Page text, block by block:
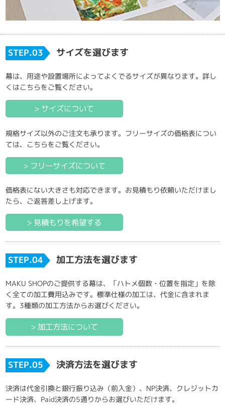
STEP.03 サイズを選びます
幕は、用途や設置場所によってよくでるサイズが異なります。詳し
くはこちらをご覧ください。
> サイズについて
規格サイズ以外のご注文も承ります。フリーサイズの価格表につい
ては、こちらをご覧ください。
> フリーサイズについて
価格表にない大きさも対応できます。お見積もり依頼いただけまし
たら、ご返答差し上げます。
> 見積もりを希望する
STEP.04 加工方法を選びます
MAKU SHOPのご提供する幕は、「ハトメ個数・位置を指定」を除
く全ての加工費用込みです。標準仕様の加工は、代金に含まれま
す。3種類の加工方法からお選びください。
> 加工方法について
STEP.05 決済方法を選びます
決済は代金引換と銀行振り込み（前入金）、NP決済、クレジットカ
ード決済、Paid決済の5通りからお選びいただけます。